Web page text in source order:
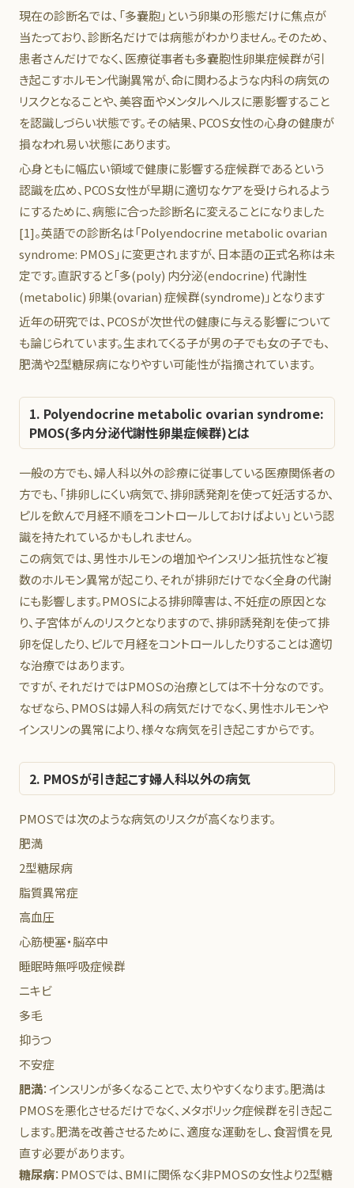
現在の診断名では、「多嚢胞」という卵巣の形態だけに焦点が
当たっており、診断名だけでは病態がわかりません。そのため、
患者さんだけでなく、医療従事者も多嚢胞性卵巣症候群が引
き起こすホルモン代謝異常が、命に関わるような内科の病気の
リスクとなることや、美容面やメンタルヘルスに悪影響すること
を認識しづらい状態です。その結果、PCOS女性の心身の健康が
損なわれ易い状態にあります。
心身ともに幅広い領域で健康に影響する症候群であるという
認識を広め、PCOS女性が早期に適切なケアを受けられるよう
にするために、病態に合った診断名に変えることになりました
[1]。英語での診断名は「Polyendocrine metabolicovarian
syndrome: PMOS」に変更されますが、日本語の正式名称は未
定です。直訳すると「多(poly) 内分泌(endocrine) 代謝性
(metabolic) 卵巣(ovarian) 症候群(syndrome)」となります
近年の研究では、PCOSが次世代の健康に与える影響について
も論じられています。生まれてくる子が男の子でも女の子でも、
肥満や2型糖尿病になりやすい可能性が指摘されています。
1. Polyendocrine metabolic ovarian syndrome:
PMOS(多内分泌代謝性卵巣症候群)とは
一般の方でも、婦人科以外の診療に従事している医療関係者の
方でも、「排卵しにくい病気で、排卵誘発剤を使って妊活するか、
ピルを飲んで月経不順をコントロールしておけばよい」という認
識を持たれているかもしれません。
この病気では、男性ホルモンの増加やインスリン抵抗性など複
数のホルモン異常が起こり、それが排卵だけでなく全身の代謝
にも影響します。PMOSによる排卵障害は、不妊症の原因とな
り、子宮体がんのリスクとなりますので、排卵誘発剤を使って排
卵を促したり、ピルで月経をコントロールしたりすることは適切
な治療ではあります。
ですが、それだけではPMOSの治療としては不十分なのです。
なぜなら、PMOSは婦人科の病気だけでなく、男性ホルモンや
インスリンの異常により、様々な病気を引き起こすからです。
2. PMOSが引き起こす婦人科以外の病気
PMOSでは次のような病気のリスクが高くなります。
肥満
2型糖尿病
脂質異常症
高血圧
心筋梗塞・脳卒中
睡眠時無呼吸症候群
ニキビ
多毛
抑うつ
不安症
肥満：インスリンが多くなることで、太りやすくなります。肥満は
PMOSを悪化させるだけでなく、メタボリック症候群を引き起こ
します。肥満を改善させるために、適度な運動をし、食習慣を見
直す必要があります。
糖尿病：PMOSでは、BMIに関係なく非PMOSの女性より2型糖